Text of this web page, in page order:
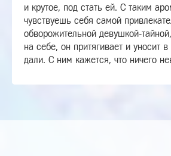
и крутое, под стать ей. С таким
чувствуешь себя самой
обворожительной девушкой-
на себе, он притягивает и уносит в
дали. С ним кажется, что ничего